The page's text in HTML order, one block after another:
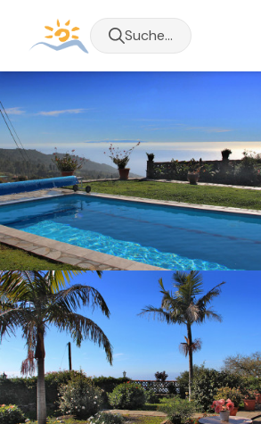
Suche...